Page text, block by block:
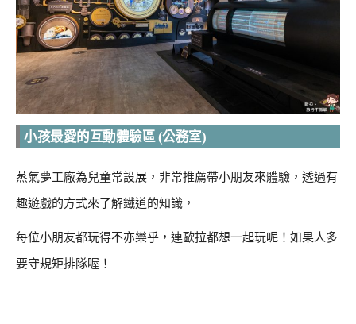
小孩最愛的互動體驗區 (公務室)
蒸氣夢工廠為兒童常設展，非常推薦帶小朋友來體驗，透過有
趣遊戲的方式來了解鐵道的知識，
每位小朋友都玩得不亦樂乎，連歐拉都想一起玩呢！如果人多
要守規矩排隊喔！